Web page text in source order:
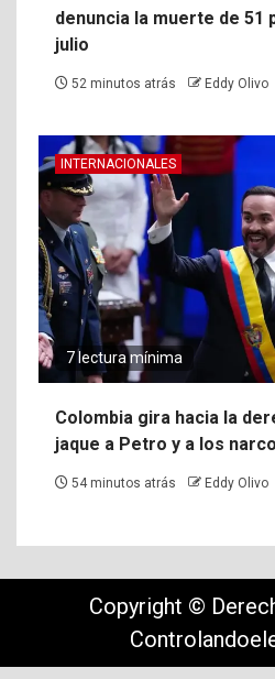
denuncia la muerte de 51
julio
52 minutos atrás Eddy Olivo
INTERNACIONALES
7 lectura mínima
Colombia gira hacia la
jaque a Petro y a los
54 minutos atrás Eddy Olivo
Copyright ©